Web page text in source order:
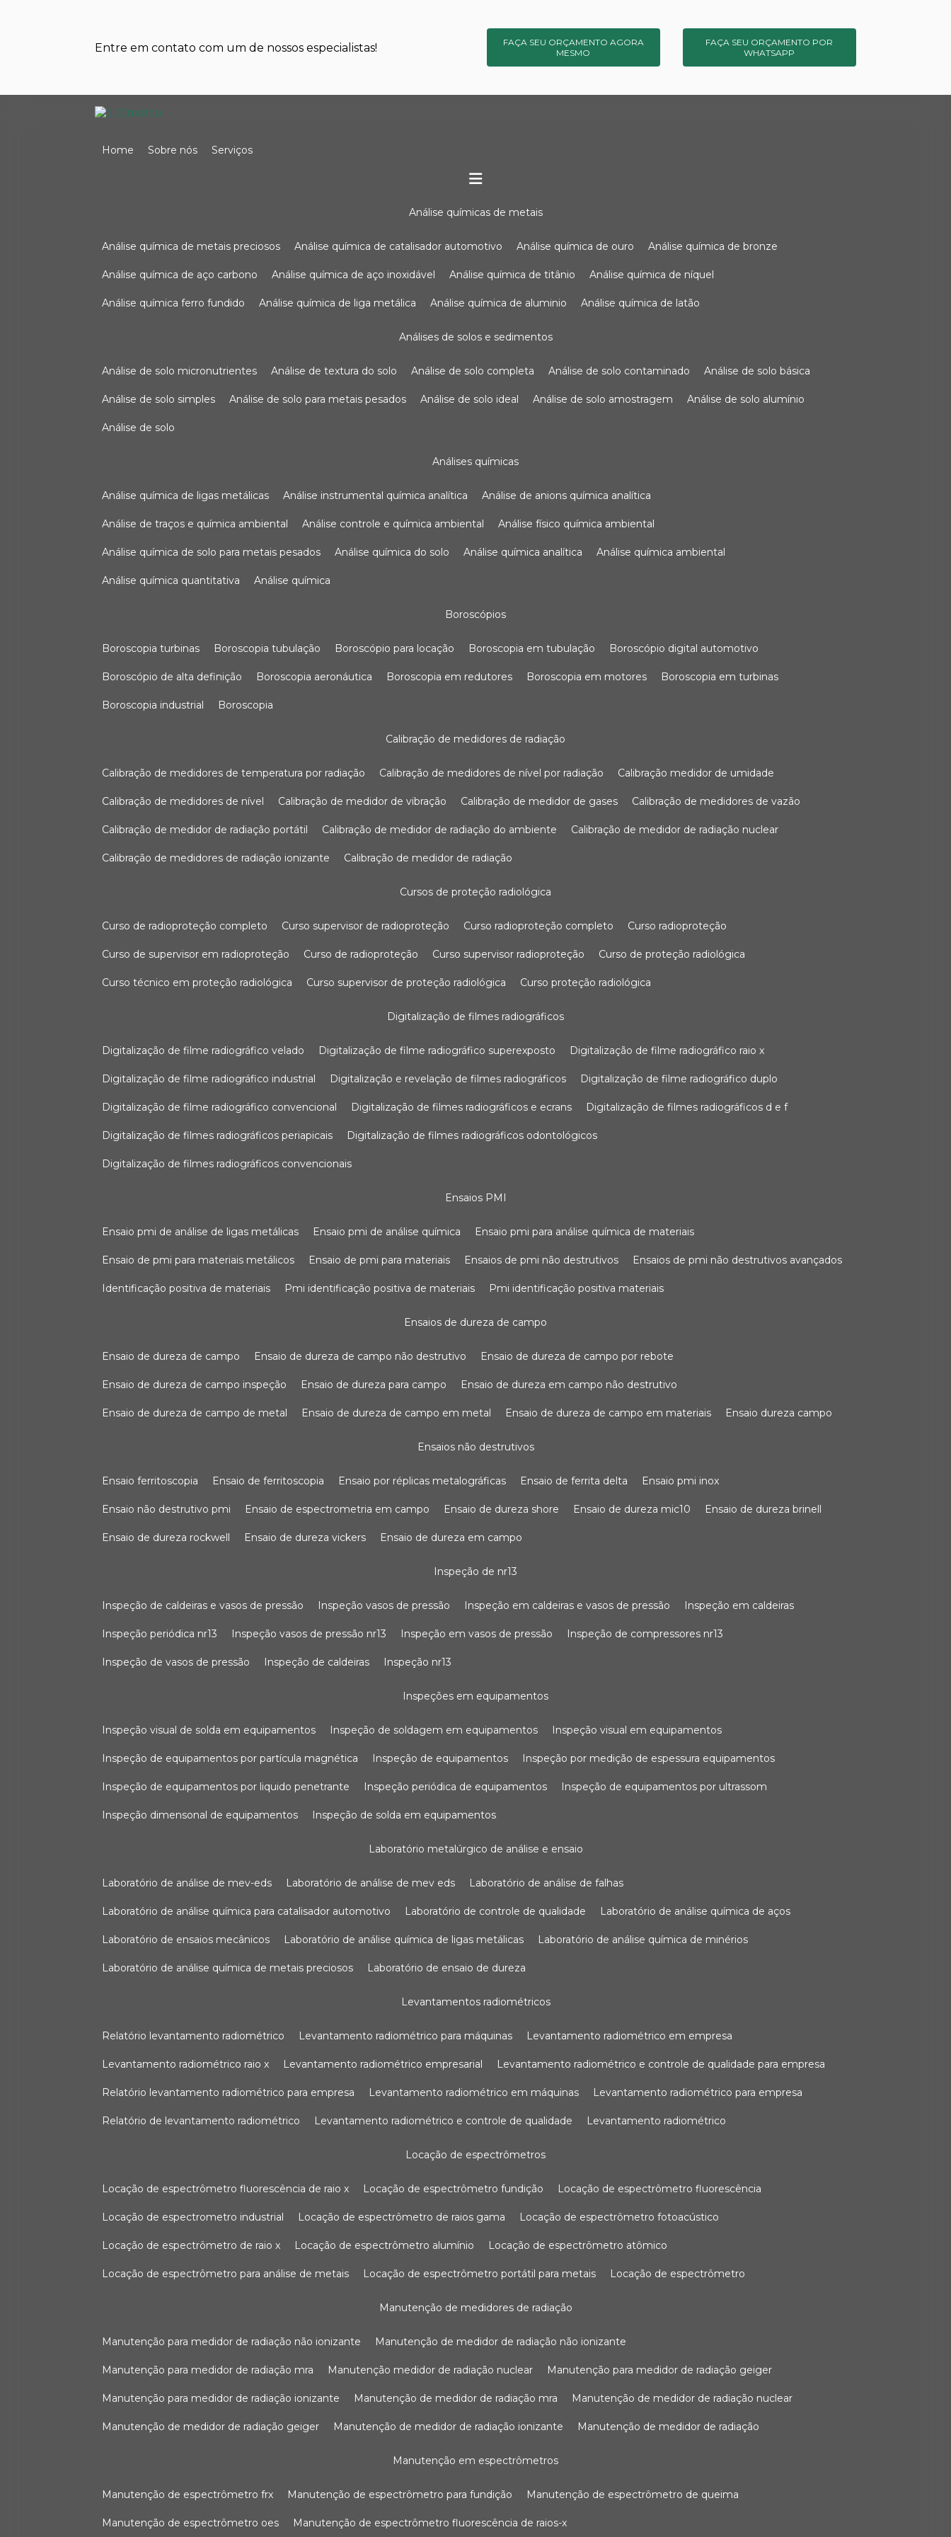
Entre em contato com um de nossos especialistas!
FAÇA SEU ORÇAMENTO AGORA
MESMO
FAÇA SEU ORÇAMENTO POR
WHATSAPP
Home Sobre nós Serviços
análise químicas de metais
análise química de metais preciosos análise química de catalisador automotivo análise química de ouro análise química de bronze
análise química de aço carbono análise química de aço inoxidável análise química de titânio análise química de níquel
análise química ferro fundido análise química de liga metálica análise química de aluminio análise química de latão
análises de solos e sedimentos
análise de solo micronutrientes análise de textura do solo análise de solo completa análise de solo contaminado análise de solo básica
análise de solo simples análise de solo para metais pesados análise de solo ideal análise de solo amostragem análise de solo alumínio
análise de solo
análises químicas
análise química de ligas metálicas análise instrumental química analítica análise de anions química analítica
análise de traços e química ambiental análise controle e química ambiental análise físico química ambiental
análise química de solo para metais pesados análise química do solo análise química analítica análise química ambiental
análise química quantitativa análise química
boroscópios
boroscopia turbinas boroscopia tubulação boroscópio para locação boroscopia em tubulação boroscópio digital automotivo
boroscópio de alta definição boroscopia aeronáutica boroscopia em redutores boroscopia em motores boroscopia em turbinas
boroscopia industrial boroscopia
calibração de medidores de radiação
calibração de medidores de temperatura por radiação calibração de medidores de nível por radiação calibração medidor de umidade
calibração de medidores de nível calibração de medidor de vibração calibração de medidor de gases calibração de medidores de vazão
calibração de medidor de radiação portátil calibração de medidor de radiação do ambiente calibração de medidor de radiação nuclear
calibração de medidores de radiação ionizante calibração de medidor de radiação
cursos de proteção radiológica
curso de radioproteção completo curso supervisor de radioproteção curso radioproteção completo curso radioproteção
curso de supervisor em radioproteção curso de radioproteção curso supervisor radioproteção curso de proteção radiológica
curso técnico em proteção radiológica curso supervisor de proteção radiológica curso proteção radiológica
digitalização de filmes radiográficos
digitalização de filme radiográfico velado digitalização de filme radiográfico superexposto digitalização de filme radiográfico raio x
digitalização de filme radiográfico industrial digitalização e revelação de filmes radiográficos digitalização de filme radiográfico duplo
digitalização de filme radiográfico convencional digitalização de filmes radiográficos e ecrans digitalização de filmes radiográficos d e f
digitalização de filmes radiográficos periapicais digitalização de filmes radiográficos odontológicos
digitalização de filmes radiográficos convencionais
ensaios PMI
ensaio pmi de análise de ligas metálicas ensaio pmi de análise química ensaio pmi para análise química de materiais
ensaio de pmi para materiais metálicos ensaio de pmi para materiais ensaios de pmi não destrutivos ensaios de pmi não destrutivos avançados
identificação positiva de materiais pmi identificação positiva de materiais pmi identificação positiva materiais
ensaios de dureza de campo
ensaio de dureza de campo ensaio de dureza de campo não destrutivo ensaio de dureza de campo por rebote
ensaio de dureza de campo inspeção ensaio de dureza para campo ensaio de dureza em campo não destrutivo
ensaio de dureza de campo de metal ensaio de dureza de campo em metal ensaio de dureza de campo em materiais ensaio dureza campo
ensaios não destrutivos
ensaio ferritoscopia ensaio de ferritoscopia ensaio por réplicas metalográficas ensaio de ferrita delta ensaio pmi inox
ensaio não destrutivo pmi ensaio de espectrometria em campo ensaio de dureza shore ensaio de dureza mic10 ensaio de dureza brinell
ensaio de dureza rockwell ensaio de dureza vickers ensaio de dureza em campo
inspeção de nr13
inspeção de caldeiras e vasos de pressão inspeção vasos de pressão inspeção em caldeiras e vasos de pressão inspeção em caldeiras
inspeção periódica nr13 inspeção vasos de pressão nr13 inspeção em vasos de pressão inspeção de compressores nr13
inspeção de vasos de pressão inspeção de caldeiras inspeção nr13
inspeções em equipamentos
inspeção visual de solda em equipamentos inspeção de soldagem em equipamentos inspeção visual em equipamentos
inspeção de equipamentos por partícula magnética inspeção de equipamentos inspeção por medição de espessura equipamentos
inspeção de equipamentos por liquido penetrante inspeção periódica de equipamentos inspeção de equipamentos por ultrassom
inspeção dimensonal de equipamentos inspeção de solda em equipamentos
laboratório metalúrgico de análise e ensaio
laboratório de análise de mev-eds laboratório de análise de mev eds laboratório de análise de falhas
laboratório de análise química para catalisador automotivo laboratório de controle de qualidade laboratório de análise química de aços
laboratório de ensaios mecânicos laboratório de análise química de ligas metálicas laboratório de análise química de minérios
laboratório de análise química de metais preciosos laboratório de ensaio de dureza
levantamentos radiométricos
relatório levantamento radiométrico levantamento radiométrico para máquinas levantamento radiométrico em empresa
levantamento radiométrico raio x levantamento radiométrico empresarial levantamento radiométrico e controle de qualidade para empresa
relatório levantamento radiométrico para empresa levantamento radiométrico em máquinas levantamento radiométrico para empresa
relatório de levantamento radiométrico levantamento radiométrico e controle de qualidade levantamento radiométrico
locação de espectrômetros
locação de espectrômetro fluorescência de raio x locação de espectrômetro fundição locação de espectrômetro fluorescência
locação de espectrometro industrial locação de espectrômetro de raios gama locação de espectrômetro fotoacústico
locação de espectrômetro de raio x locação de espectrômetro alumínio locação de espectrômetro atômico
locação de espectrômetro para análise de metais locação de espectrômetro portátil para metais locação de espectrômetro
manutenção de medidores de radiação
manutenção para medidor de radiação não ionizante manutenção de medidor de radiação não ionizante
manutenção para medidor de radiação mra manutenção medidor de radiação nuclear manutenção para medidor de radiação geiger
manutenção para medidor de radiação ionizante manutenção de medidor de radiação mra manutenção de medidor de radiação nuclear
manutenção de medidor de radiação geiger manutenção de medidor de radiação ionizante manutenção de medidor de radiação
manutenção em espectrômetros
manutenção de espectrômetro frx manutenção de espectrômetro para fundição manutenção de espectrômetro de queima
manutenção de espectrômetro oes manutenção de espectrômetro fluorescência de raios-x